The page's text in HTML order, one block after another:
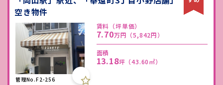
空き物件
管理No.F2-256
賃料（坪単価）
7.70万円 （5,842円）
面積
13.18坪 （43.60㎡）